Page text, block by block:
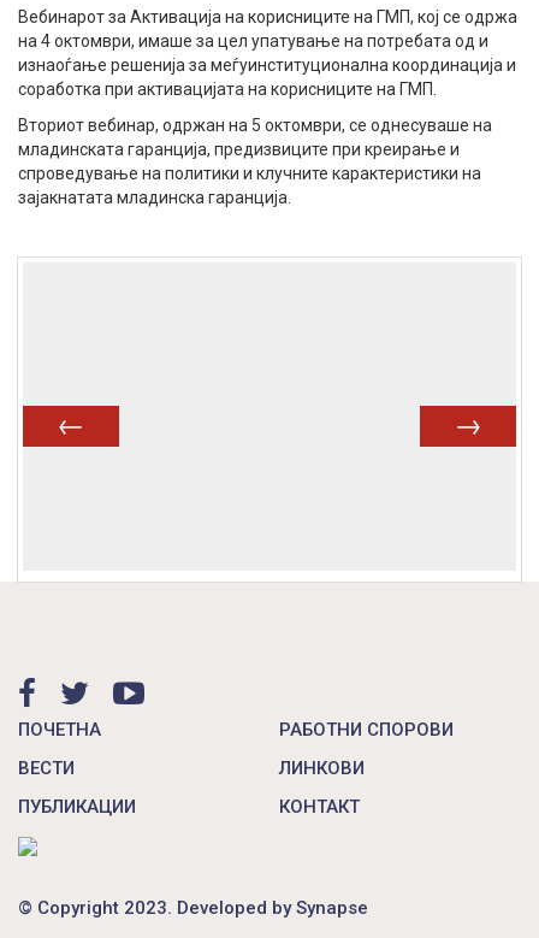
Вебинарот за Активација на корисниците на ГМП, кој се одржа
на 4 октомври, имаше за цел упатување на потребата од и
изнаоѓање решенија за меѓуинституционална координација и
соработка при активацијата на корисниците на ГМП.
Вториот вебинар, одржан на 5 октомври, се однесуваше на
младинската гаранција, предизвиците при креирање и
спроведување на политики и клучните карактеристики на
зајакнатата младинска гаранција.
ПОЧЕТНА
ВЕСТИ
ПУБЛИКАЦИИ
РАБОТНИ СПОРОВИ
ЛИНКОВИ
КОНТАКТ
© Copyright 2023. Developed bySynapse